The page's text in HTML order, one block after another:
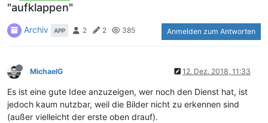
"aufklappen"
Archiv APP 2 2 385 Anmelden zum Antworten
MichaelG 12. Dez. 2018, 11:33
Es ist eine gute Idee anzuzeigen, wer noch den Dienst hat, ist
jedoch kaum nutzbar, weil die Bilder nicht zu erkennen sind
(außer vielleicht der erste oben drauf).